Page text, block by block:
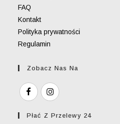
FAQ
Kontakt
Polityka prywatności
Regulamin
Zobacz Nas Na
Płać Z Przelewy 24